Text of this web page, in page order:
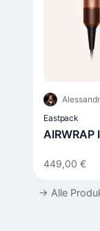
Eastpack
AIRWRAP
449,00 €
→ Alle